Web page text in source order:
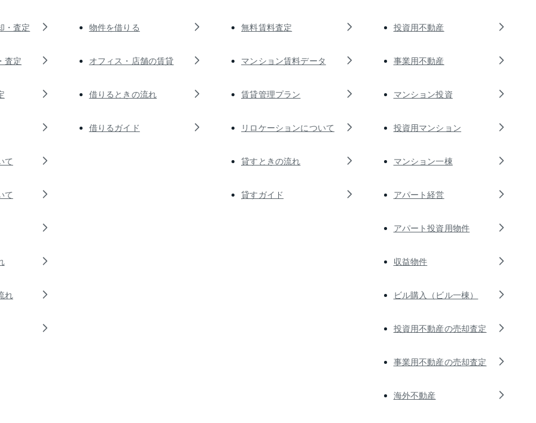
・査定
査定
て
て
れ
物件を借りる
オフィス・店舗の賃貸
借りるときの流れ
借りるガイド
無料賃料査定
マンション賃料データ
賃貸管理プラン
リロケーションについて
貸すときの流れ
貸すガイド
投資用不動産
事業用不動産
マンション投資
投資用マンション
マンション一棟
アパート経営
アパート投資用物件
収益物件
ビル購入（ビル一棟）
投資用不動産の売却査定
事業用不動産の売却査定
海外不動産